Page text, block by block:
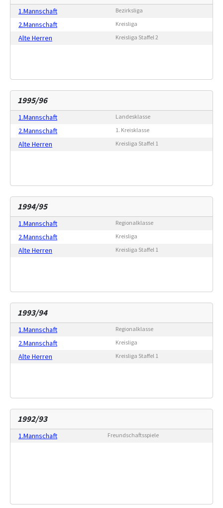
1.Mannschaft Bezirksliga
2.Mannschaft Kreisliga
Alte Herren Kreisliga Staffel 2
1995/96
1.Mannschaft Landesklasse
2.Mannschaft 1. Kreisklasse
Alte Herren Kreisliga Staffel 1
1994/95
1.Mannschaft Regionalklasse
2.Mannschaft Kreisliga
Alte Herren Kreisliga Staffel 1
1993/94
1.Mannschaft Regionalklasse
2.Mannschaft Kreisliga
Alte Herren Kreisliga Staffel 1
1992/93
1.Mannschaft Freundschaftsspiele